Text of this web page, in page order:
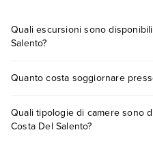
Quali escursioni sono
Salento?
presso Cds Costa Del
0721.17231 o
prenotando un
Quanto costa soggiornare
vari fattori (per es. date,
consultare i prezzi, compila il
Quali tipologie di camere sono
Costa Del Salento?